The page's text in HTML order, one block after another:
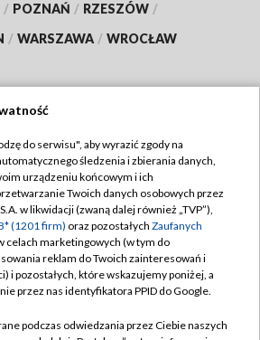
/ POZNAŃ / RZESZÓW /
/ WARSZAWA / WROCŁAW
TVP
TVP
Cyfrowa
Regulamin TVP
prywatności
Moje zgody
Pomoc
do serwisu", aby wyrazić zgody na
śledzenia i zbierania danych,
urządzeniu końcowym i ich
Twoich danych osobowych przez
w likwidacji (zwaną dalej również „TVP”),
(1201 firm) oraz pozostałych Zaufanych
celach marketingowych (w tym do
reklam do Twoich zainteresowań i
i pozostałych, które wskazujemy poniżej, a
przez nas identyfikatora PPID do Google.
podczas odwiedzania przez Ciebie naszych